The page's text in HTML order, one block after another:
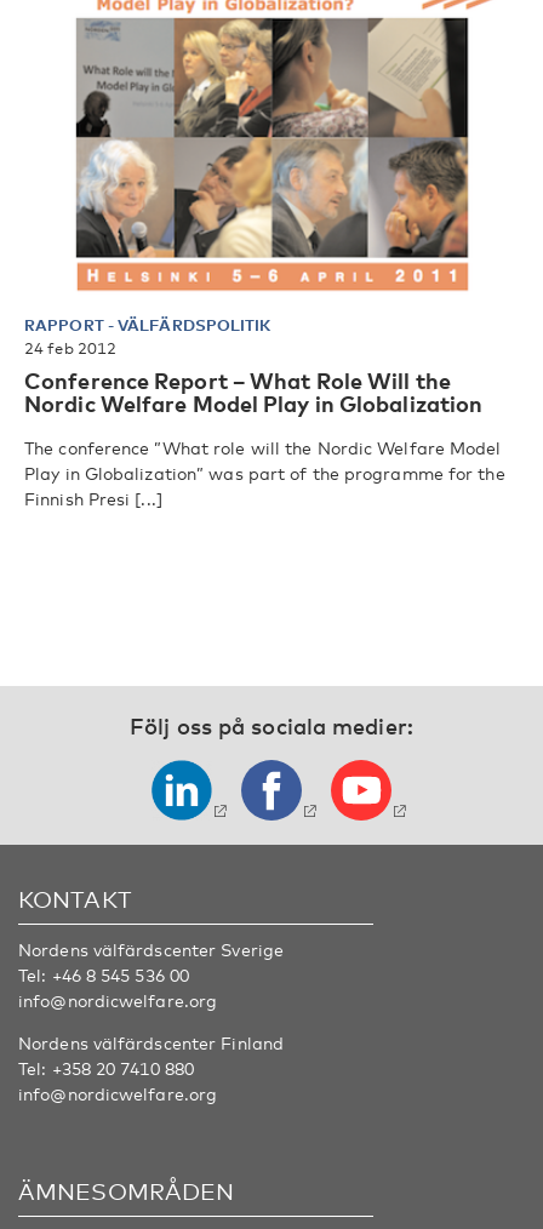
RAPPORT-VÄLFÄRDSPOLITIK
24 feb 2012
Conference Report – What Role Will the
Nordic Welfare Model Play in Globalization
The conference ”What role will the Nordic Welfare Model
Play in Globalization” was part of the programme for the
Finnish Presi [...]
Följ oss på sociala medier:
KONTAKT
Nordens välfärdscenter Sverige
Tel: +46 8 545 536 00
info@nordicwelfare.org
Nordens välfärdscenter Finland
Tel: +358 20 7410 880
info@nordicwelfare.org
ÄMNESOMRÅDEN